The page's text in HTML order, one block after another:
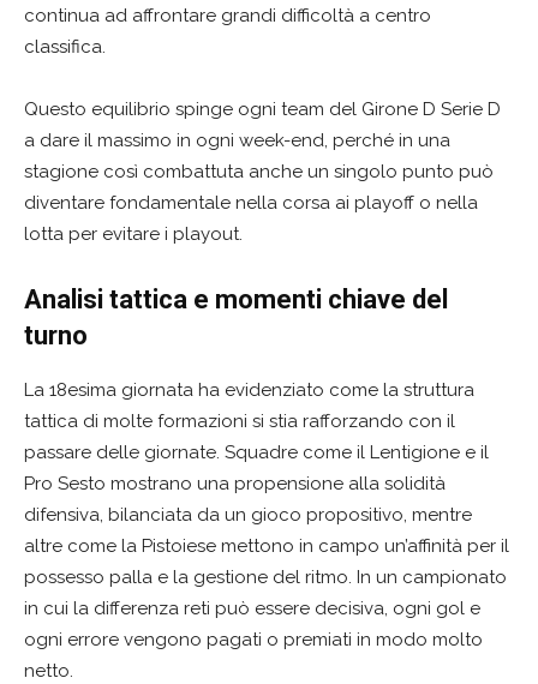
continua ad affrontare grandi difficoltà a centro
classifica.
Questo equilibrio spinge ogni team del Girone D Serie D
a dare il massimo in ogni week-end, perché in una
stagione così combattuta anche un singolo punto può
diventare fondamentale nella corsa ai playoff o nella
lotta per evitare i playout.
Analisi tattica e momenti chiave del
turno
La 18esima giornata ha evidenziato come la struttura
tattica di molte formazioni si stia rafforzando con il
passare delle giornate. Squadre come il Lentigione e il
Pro Sesto mostrano una propensione alla solidità
difensiva, bilanciata da un gioco propositivo, mentre
altre come la Pistoiese mettono in campo un’affinità per il
possesso palla e la gestione del ritmo. In un campionato
in cui la differenza reti può essere decisiva, ogni gol e
ogni errore vengono pagati o premiati in modo molto
netto.